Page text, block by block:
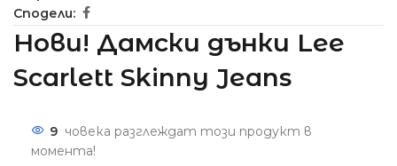
Сподели:
Нови! Дамски дънки Lee
Scarlett Skinny Jeans
9 човека разглеждат този продукт в
момента!